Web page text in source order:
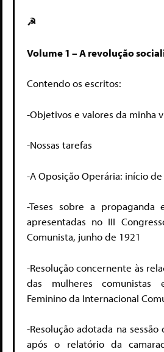
☭
Volume 1 – A revolução
Contendo os escritos:
-Objetivos e valores da minha
-Nossas tarefas
-A Oposição Operária: início de
-Teses sobre a propaganda
apresentadas no III
Comunista, junho de 1921
-Resolução concernente às
das mulheres comunistas
Feminino da Internacional
-Resolução adotada na
após o relatório da